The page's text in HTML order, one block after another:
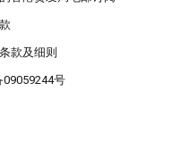
款及细则
09059244号